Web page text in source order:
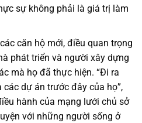
sự không phải là giá trị làm
căn hộ mới, điều quan trọng
phát triển và người xây dựng
mà họ đã thực hiện. “Đi ra
dự án trước đây của họ”,
hành của mạng lưới chủ sở
với những người sống ở